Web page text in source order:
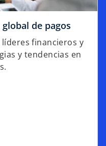
de pagos
financieros y
y tendencias en